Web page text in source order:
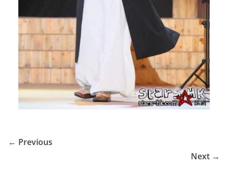
← Previous
Next →